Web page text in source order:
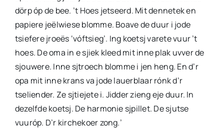
dörp óp de bee. ’t Hoes jetseerd. Mit dennetek en
papiere jeëlwiese blomme. Boave de duur i jode
tsiefere jroeës ‘vóftsieg’. Ing koetsj varete vuur ’t
hoes. De oma in e sjiek kleed mit inne plak uvver de
sjouwere. Inne sjtroech blomme i jen heng. En d’r
opa mit inne krans va jode lauerblaar rónk d’r
tseliender. Ze sjtiejete i. Jidder zieng eje duur. In
dezelfde koetsj. De harmonie sjpillet. De sjutse
vuuróp. D’r kirchekoer zong.’